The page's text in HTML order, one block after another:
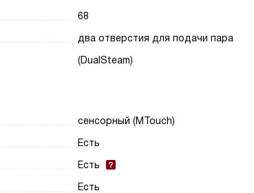
68
два отверстия для подачи пара
(DualSteam)
сенсорный (MTouch)
Есть
Есть
Есть